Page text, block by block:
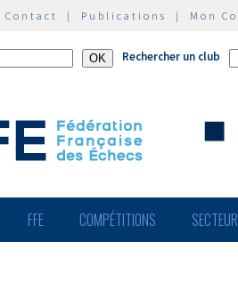
Contact | Publications | Mon
Rechercher un club
FFE COMPÉTITIONS